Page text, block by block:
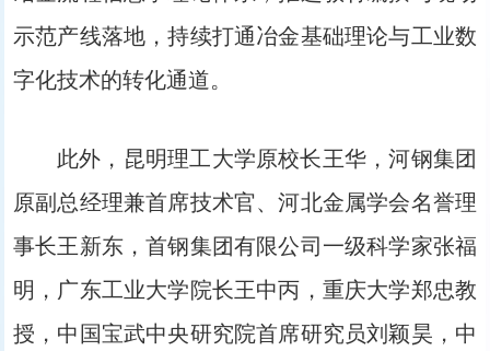
示范产线落地，持续打通冶金基础理论与工业数
字化技术的转化通道。
此外，昆明理工大学原校长王华，河钢集团
原副总经理兼首席技术官、河北金属学会名誉理
事长王新东，首钢集团有限公司一级科学家张福
明，广东工业大学院长王中丙，重庆大学郑忠教
授，中国宝武中央研究院首席研究员刘颖昊，中